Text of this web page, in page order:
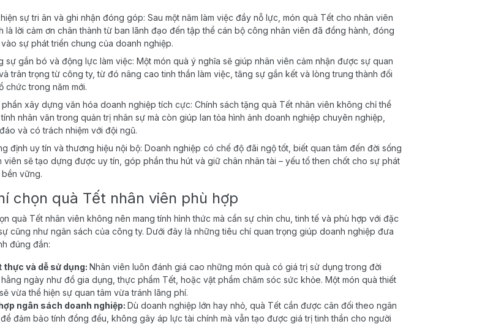
sự tri ân và ghi nhận đóng góp: Sau một năm làm việc đầy nỗ lực, món quà Tết cho nhân viên
là lời cảm ơn chân thành từ ban lãnh đạo đến tập thể cán bộ công nhân viên đã đồng hành, đóng
sự phát triển chung của doanh nghiệp.
sự gắn bó và động lực làm việc: Một món quà ý nghĩa sẽ giúp nhân viên cảm nhận được sự quan
trân trọng từ công ty, từ đó nâng cao tinh thần làm việc, tăng sự gắn kết và lòng trung thành đối
chức trong năm mới.
phần xây dựng văn hóa doanh nghiệp tích cực: Chính sách tặng quà Tết nhân viên không chỉ thể
nhân văn trong quản trị nhân sự mà còn giúp lan tỏa hình ảnh doanh nghiệp chuyên nghiệp,
và có trách nhiệm với đội ngũ.
định uy tín và thương hiệu nội bộ: Doanh nghiệp có chế độ đãi ngộ tốt, biết quan tâm đến đời sống
viên sẽ tạo dựng được uy tín, góp phần thu hút và giữ chân nhân tài – yếu tố then chốt cho sự phát
bền vững.
chọn quà Tết nhân viên phù hợp
quà Tết nhân viên không nên mang tính hình thức mà cần sự chỉn chu, tinh tế và phù hợp với đặc
cũng như ngân sách của công ty. Dưới đây là những tiêu chí quan trọng giúp doanh nghiệp đưa
đúng đắn:
thực và dễ sử dụng: Nhân viên luôn đánh giá cao những món quà có giá trị sử dụng trong đời
ngày như đồ gia dụng, thực phẩm Tết, hoặc vật phẩm chăm sóc sức khỏe. Một món quà thiết
vừa thể hiện sự quan tâm vừa tránh lãng phí.
ngân sách doanh nghiệp: Dù doanh nghiệp lớn hay nhỏ, quà Tết cần được cân đối theo ngân
đảm bảo tính đồng đều, không gây áp lực tài chính mà vẫn tạo được giá trị tinh thần cho người